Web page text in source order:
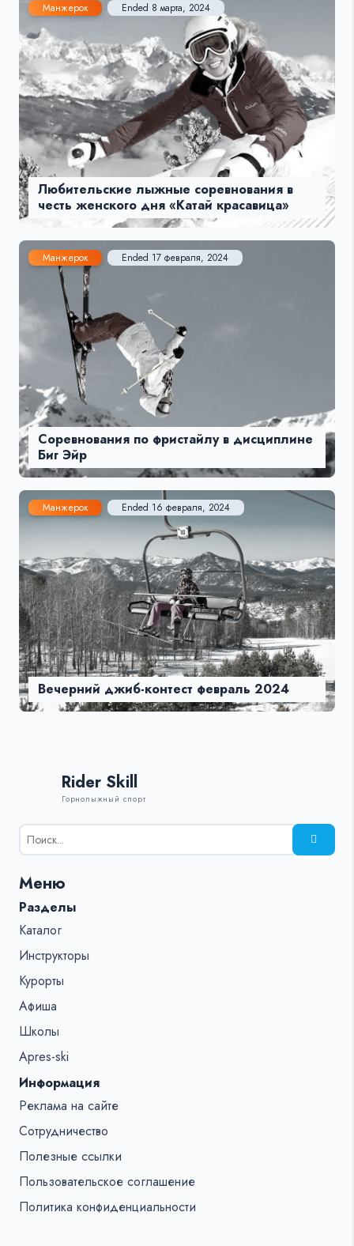
Манжерок Ended 8 марта, 2024
Любительские лыжные соревнования в
честь женского дня «Катай красавица»
Манжерок Ended 17 февраля, 2024
Соревнования по фристайлу в дисциплине
Биг Эйр
Манжерок Ended 16 февраля, 2024
Вечерний джиб-контест февраль 2024
Rider Skill
Горнолыжный спорт
Результаты
поиска
%s:
Меню
Разделы
Каталог
Инструкторы
Курорты
Афиша
Школы
Apres-ski
Информация
Реклама на сайте
Сотрудничество
Полезные ссылки
Пользовательское соглашение
Политика конфиденциальности